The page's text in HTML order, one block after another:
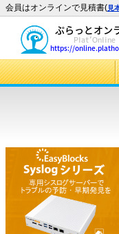
会員はオンラインで見積書(見